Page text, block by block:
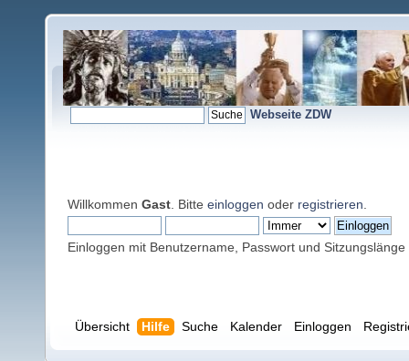
Webseite ZDW
Willkommen Gast . Bitte einloggen oder registrieren
Einloggen mit Benutzername, Passwort und Sitzungslänge
Übersicht Hilfe Suche Kalender Einloggen